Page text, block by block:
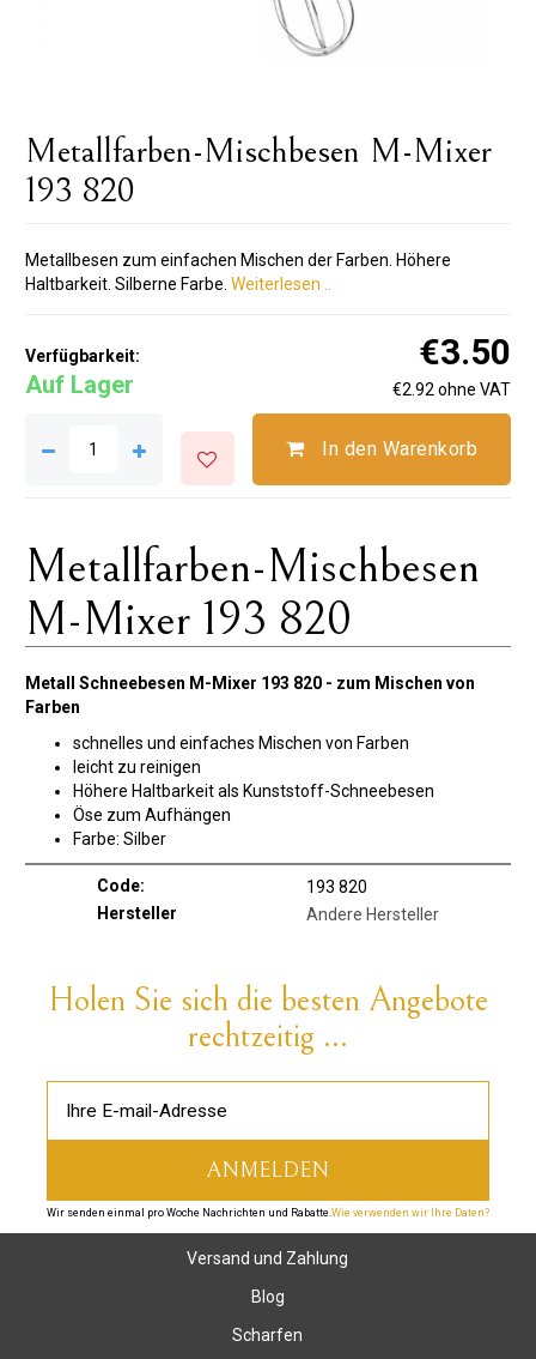
Metallfarben-Mischbesen M-Mixer
193 820
Metallbesen zum einfachen Mischen der Farben. Höhere
Haltbarkeit. Silberne Farbe. Weiterlesen ..
Verfügbarkeit:
Auf Lager
€3.50
€2.92 ohne VAT
In den Warenkorb
Metallfarben-Mischbesen
M-Mixer 193 820
Metall Schneebesen M-Mixer 193 820 - zum Mischen von
Farben
schnelles und einfaches Mischen von Farben
leicht zu reinigen
Höhere Haltbarkeit als Kunststoff-Schneebesen
Öse zum Aufhängen
Farbe: Silber
Code:
193 820
Hersteller
Andere Hersteller
Holen Sie sich die besten Angebote
rechtzeitig ...
Wir senden einmal pro Woche Nachrichten und Rabatte.Wie verwenden wir Ihre Daten?
Versand und Zahlung
Blog
Scharfen